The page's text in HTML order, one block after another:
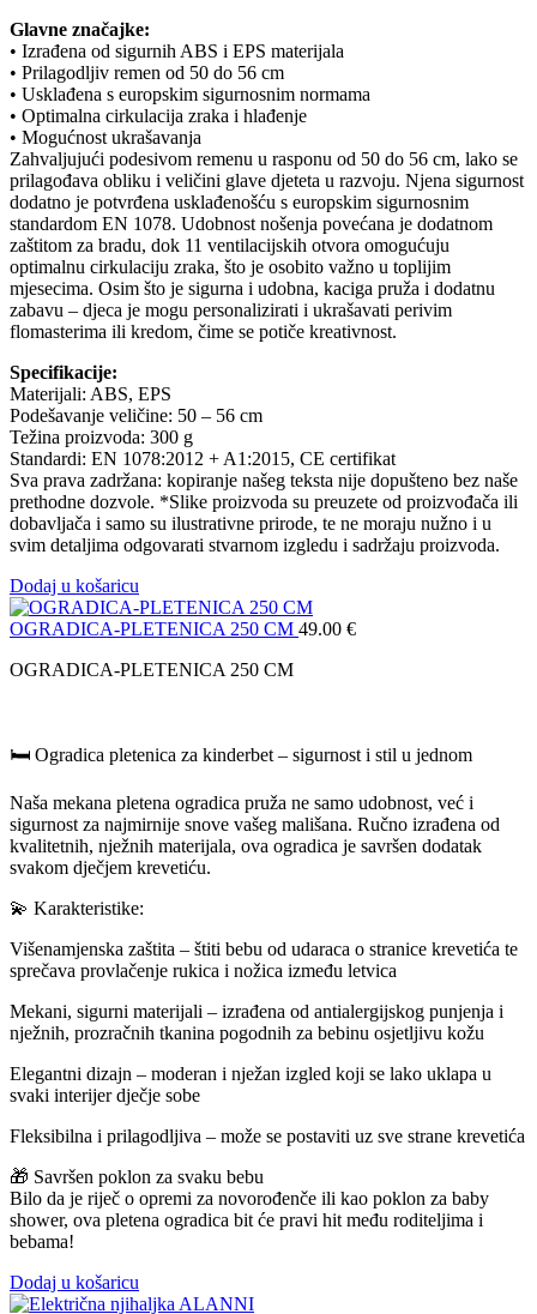
Glavne značajke:
• Izrađena od sigurnih ABS i EPS materijala
• Prilagodljiv remen od 50 do 56 cm
• Usklađena s europskim sigurnosnim normama
• Optimalna cirkulacija zraka i hlađenje
• Mogućnost ukrašavanja
Zahvaljujući podesivom remenu u rasponu od 50 do 56 cm, lako se
prilagođava obliku i veličini glave djeteta u razvoju. Njena sigurnost
dodatno je potvrđena usklađenošću s europskim sigurnosnim
standardom EN 1078. Udobnost nošenja povećana je dodatnom
zaštitom za bradu, dok 11 ventilacijskih otvora omogućuju
optimalnu cirkulaciju zraka, što je osobito važno u toplijim
mjesecima. Osim što je sigurna i udobna, kaciga pruža i dodatnu
zabavu – djeca je mogu personalizirati i ukrašavati perivim
flomasterima ili kredom, čime se potiče kreativnost.
Specifikacije:
Materijali: ABS, EPS
Podešavanje veličine: 50 – 56 cm
Težina proizvoda: 300 g
Standardi: EN 1078:2012 + A1:2015, CE certifikat
Sva prava zadržana: kopiranje našeg teksta nije dopušteno bez naše
prethodne dozvole. *Slike proizvoda su preuzete od proizvođača ili
dobavljača i samo su ilustrativne prirode, te ne moraju nužno i u
svim detaljima odgovarati stvarnom izgledu i sadržaju proizvoda.
Dodaj u košaricu
OGRADICA-PLETENICA 250 CM 49.00 €
OGRADICA-PLETENICA 250 CM
🛏️ Ogradica pletenica za kinderbet – sigurnost i stil u jednom
Naša mekana pletena ogradica pruža ne samo udobnost, već i
sigurnost za najmirnije snove vašeg mališana. Ručno izrađena od
kvalitetnih, nježnih materijala, ova ogradica je savršen dodatak
svakom dječjem krevetiću.
💫 Karakteristike:
Višenamjenska zaštita – štiti bebu od udaraca o stranice krevetića te
sprečava provlačenje rukica i nožica između letvica
Mekani, sigurni materijali – izrađena od antialergijskog punjenja i
nježnih, prozračnih tkanina pogodnih za bebinu osjetljivu kožu
Elegantni dizajn – moderan i nježan izgled koji se lako uklapa u
svaki interijer dječje sobe
Fleksibilna i prilagodljiva – može se postaviti uz sve strane krevetića
🎁 Savršen poklon za svaku bebu
Bilo da je riječ o opremi za novorođenče ili kao poklon za baby
shower, ova pletena ogradica bit će pravi hit među roditeljima i
bebama!
Dodaj u košaricu